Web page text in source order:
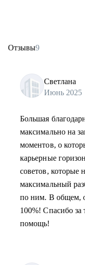
Отзывы9
Светлана
Июнь 2025
Большая
максимально на
моментов, о
карьерные
советов, которые
максимальный
по ним. В общем,
100%! Спасибо за
помощь!